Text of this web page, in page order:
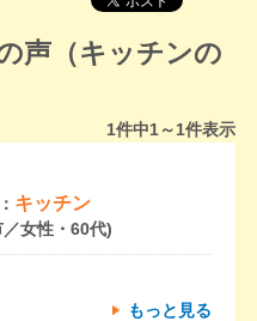
声（キッチンの
1件中1～1件表示
キッチン
女性・60代)
もっと見る